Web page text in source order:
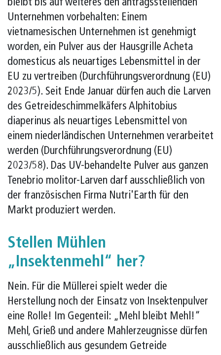
bleibt bis auf weiteres den antragsstellenden
Unternehmen vorbehalten: Einem
vietnamesischen Unternehmen ist genehmigt
worden, ein Pulver aus der Hausgrille Acheta
domesticus als neuartiges Lebensmittel in der
EU zu vertreiben (Durchführungsverordnung (EU)
2023/5). Seit Ende Januar dürfen auch die Larven
des Getreideschimmelkäfers Alphitobius
diaperinus als neuartiges Lebensmittel von
einem niederländischen Unternehmen verarbeitet
werden (Durchführungsverordnung (EU)
2023/58). Das UV-behandelte Pulver aus ganzen
Tenebrio molitor-Larven darf ausschließlich von
der französischen Firma Nutri'Earth für den
Markt produziert werden.
Stellen Mühlen
„Insektenmehl“ her?
Nein. Für die Müllerei spielt weder die
Herstellung noch der Einsatz von Insektenpulver
eine Rolle! Im Gegenteil: „Mehl bleibt Mehl!“
Mehl, Grieß und andere Mahlerzeugnisse dürfen
ausschließlich aus gesundem Getreide